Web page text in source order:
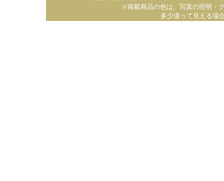
※掲載商品の色は、写真の照明・
多少違って見える場